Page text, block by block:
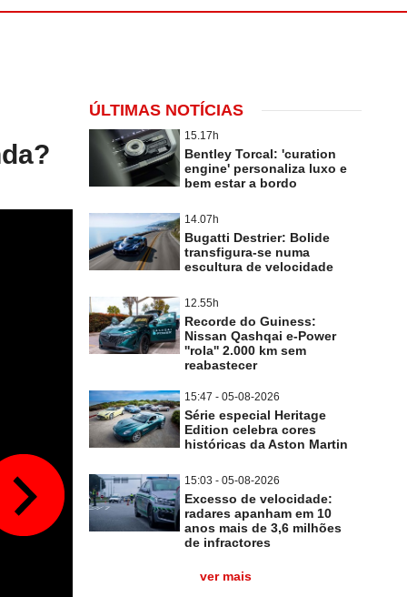
ÚLTIMAS NOTÍCIAS
15.17h
Bentley Torcal: 'curation
engine' personaliza luxo e
bem estar a bordo
14.07h
Bugatti Destrier: Bolide
transfigura-se numa
escultura de velocidade
12.55h
Recorde do Guiness:
Nissan Qashqai e-Power
''rola'' 2.000 km sem
reabastecer
15:47 - 05-08-2026
Série especial Heritage
Edition celebra cores
históricas da Aston Martin
15:03 - 05-08-2026
Excesso de velocidade:
radares apanham em 10
anos mais de 3,6 milhões
de infractores
ver mais